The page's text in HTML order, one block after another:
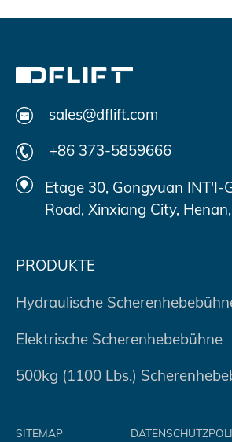
sales@dflift.com
+86 373-5859666
Etage 30, Gongyuan INT'I-
Road, Xinxiang City,
PRODUKTE
Hydraulische
Elektrische Scherenhebebühne
500kg (1100 Lbs.)
SITEMAP